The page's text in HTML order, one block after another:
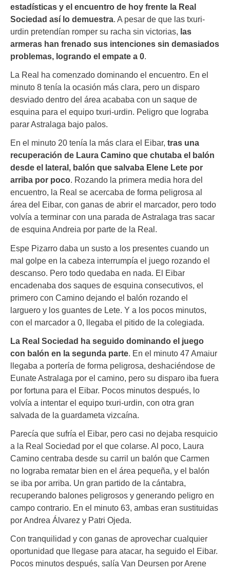
estadísticas y el encuentro de hoy frente la Real
Sociedad así lo demuestra. A pesar de que las txuri-
urdin pretendían romper su racha sin victorias, las
armeras han frenado sus intenciones sin demasiados
problemas, logrando el empate a 0.
La Real ha comenzado dominando el encuentro. En el
minuto 8 tenía la ocasión más clara, pero un disparo
desviado dentro del área acababa con un saque de
esquina para el equipo txuri-urdin. Peligro que lograba
parar Astralaga bajo palos.
En el minuto 20 tenía la más clara el Eibar, tras una
recuperación de Laura Camino que chutaba el balón
desde el lateral, balón que salvaba Elene Lete por
arriba por poco. Rozando la primera media hora del
encuentro, la Real se acercaba de forma peligrosa al
área del Eibar, con ganas de abrir el marcador, pero todo
volvía a terminar con una parada de Astralaga tras sacar
de esquina Andreia por parte de la Real.
Espe Pizarro daba un susto a los presentes cuando un
mal golpe en la cabeza interrumpía el juego rozando el
descanso. Pero todo quedaba en nada. El Eibar
encadenaba dos saques de esquina consecutivos, el
primero con Camino dejando el balón rozando el
larguero y los guantes de Lete. Y a los pocos minutos,
con el marcador a 0, llegaba el pitido de la colegiada.
La Real Sociedad ha seguido dominando el juego
con balón en la segunda parte. En el minuto 47 Amaiur
llegaba a portería de forma peligrosa, deshaciéndose de
Eunate Astralaga por el camino, pero su disparo iba fuera
por fortuna para el Eibar. Pocos minutos después, lo
volvía a intentar el equipo txuri-urdin, con otra gran
salvada de la guardameta vizcaína.
Parecía que sufría el Eibar, pero casi no dejaba resquicio
a la Real Sociedad por el que colarse. Al poco, Laura
Camino centraba desde su carril un balón que Carmen
no lograba rematar bien en el área pequeña, y el balón
se iba por arriba. Un gran partido de la cántabra,
recuperando balones peligrosos y generando peligro en
campo contrario. En el minuto 63, ambas eran sustituidas
por Andrea Álvarez y Patri Ojeda.
Con tranquilidad y con ganas de aprovechar cualquier
oportunidad que llegase para atacar, ha seguido el Eibar.
Pocos minutos después, salía Van Deursen por Arene